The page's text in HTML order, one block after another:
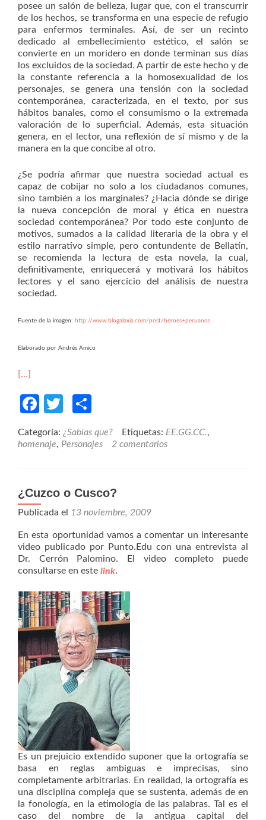
posee un salón de belleza, lugar que, con el transcurrir
de los hechos, se transforma en una especie de refugio
para enfermos terminales. Así, de ser un recinto
dedicado al embellecimiento estético, el salón se
convierte en un moridero en donde terminan sus días
los excluidos de la sociedad. A partir de este hecho y de
la constante referencia a la homosexualidad de los
personajes, se genera una tensión con la sociedad
contemporánea, caracterizada, en el texto, por sus
hábitos banales, como el consumismo o la extremada
valoración de lo superficial. Además, esta situación
genera, en el lector, una reflexión de sí mismo y de la
manera en la que concibe al otro.
¿Se podría afirmar que nuestra sociedad actual es
capaz de cobijar no solo a los ciudadanos comunes,
sino también a los marginales? ¿Hacia dónde se dirige
la nueva concepción de moral y ética en nuestra
sociedad contemporánea? Por todo este conjunto de
motivos, sumados a la calidad literaria de la obra y el
estilo narrativo simple, pero contundente de Bellatín,
se recomienda la lectura de esta novela, la cual,
definitivamente, enriquecerá y motivará los hábitos
lectores y el sano ejercicio del análisis de nuestra
sociedad.
Fuente de la imagen: http://www.blogalaxia.com/post/heroes+peruanos
Elaborado por Andrés Amico
[…]
Facebook
Twitter
Categoría: ¿Sabías que? Etiquetas: EE.GG.CC.,
homenaje, Personajes 2 comentarios
¿Cuzco o Cusco?
Publicada el 13 noviembre, 2009
En esta oportunidad vamos a comentar un interesante
video publicado por Punto.Edu con una entrevista al
Dr. Cerrón Palomino. El video completo puede
consultarse en este link.
Es un prejuicio extendido suponer que la ortografía se
basa en reglas ambiguas e imprecisas, sino
completamente arbitrarias. En realidad, la ortografía es
una disciplina compleja que se sustenta, además de en
la fonología, en la etimología de las palabras. Tal es el
caso del nombre de la antigua capital del